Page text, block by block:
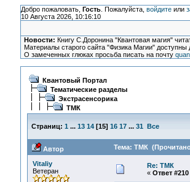
Добро пожаловать, Гость. Пожалуйста, войдитеили
10 Августа 2026, 10:16:10
Новости: Книгу С.Доронина "Квантовая магия"
Материалы старого сайта "Физика Магии"
О замеченных глюках просьба писать на почту
Квантовый Портал
Тематические разделы
Экстрасенсорика
ТМК
Страниц: 1 ... 13 14[15] 16 17 ... 31 Все
Автор Тема: ТМК (Прочитано
Vitaliy
Ветеран
Re: ТМК
« Ответ #210